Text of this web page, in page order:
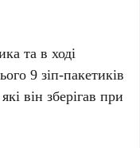
та в ході
9 зіп-пакетиків
він зберігав при